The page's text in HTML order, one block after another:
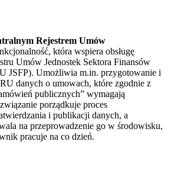
Rejestrem Umów
która wspiera obsługę
Umów Jednostek Sektora Finansów
JSFP). Umożliwia m.in. przygotowanie i
danych o umowach, które zgodnie z
publicznych” wymagają
porządkuje proces
i publikacji danych, a
na przeprowadzenie go w środowisku,
pracuje na co dzień.